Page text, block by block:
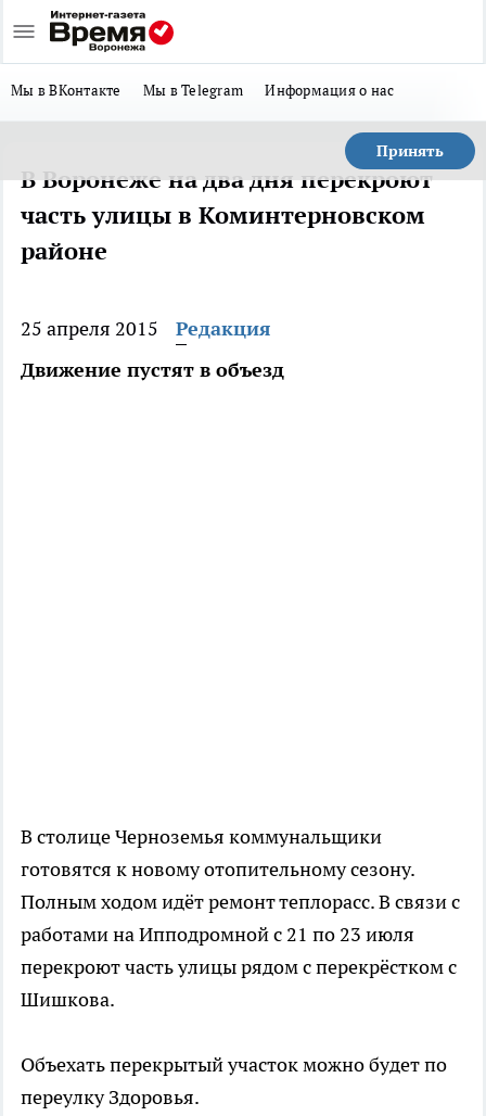
Мы в ВКонтакте Мы в Telegram Информация о нас
Принять
В Воронеже на два дня перекроют
часть улицы в Коминтерновском
районе
25 апреля 2015
Редакция
Движение пустят в объезд
В столице Черноземья коммунальщики
готовятся к новому отопительному сезону.
Полным ходом идёт ремонт теплорасс. В связи с
работами на Ипподромной с 21 по 23 июля
перекроют часть улицы рядом с перекрёстком с
Шишкова.
Объехать перекрытый участок можно будет по
переулку Здоровья.